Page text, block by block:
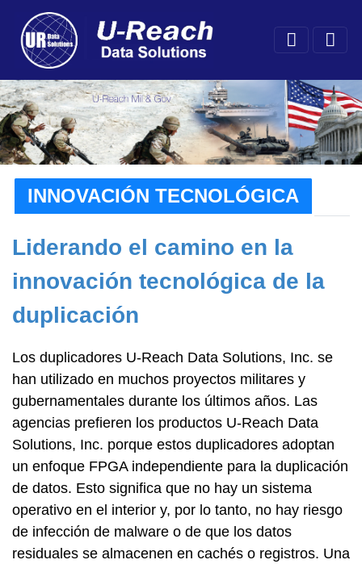
INNOVACIÓN TECNOLÓGICA
Liderando el camino en la
innovación tecnológica de la
duplicación
Los duplicadores U-Reach Data Solutions, Inc. se
han utilizado en muchos proyectos militares y
gubernamentales durante los últimos años. Las
agencias prefieren los productos U-Reach Data
Solutions, Inc. porque estos duplicadores adoptan
un enfoque FPGA independiente para la duplicación
de datos. Esto significa que no hay un sistema
operativo en el interior y, por lo tanto, no hay riesgo
de infección de malware o de que los datos
residuales se almacenen en cachés o registros. Una